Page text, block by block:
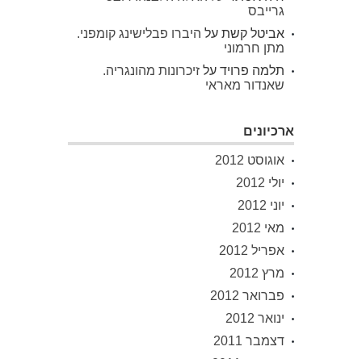
גרייבס
אביטל קשת על היברו פבלישינג קומפני.
מתן חרמוני
תלמה פרויד על זיכרונות מהונגריה.
שאנדור מאראי
ארכיונים
אוגוסט 2012
יולי 2012
יוני 2012
מאי 2012
אפריל 2012
מרץ 2012
פברואר 2012
ינואר 2012
דצמבר 2011